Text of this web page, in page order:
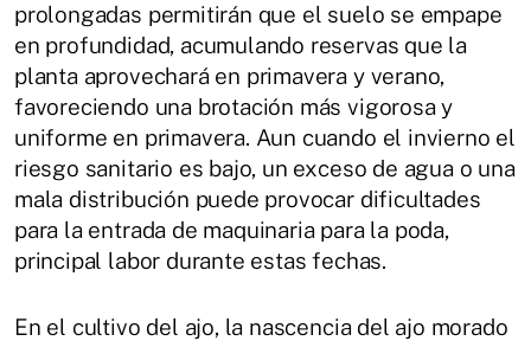
prolongadas permitirán que el suelo se empape
en profundidad, acumulando reservas que la
planta aprovechará en primavera y verano,
favoreciendo una brotación más vigorosa y
uniforme en primavera. Aun cuando el invierno el
riesgo sanitario es bajo, un exceso de agua o una
mala distribución puede provocar dificultades
para la entrada de maquinaria para la poda,
principal labor durante estas fechas.
En el cultivo del ajo, la nascencia del ajo morado